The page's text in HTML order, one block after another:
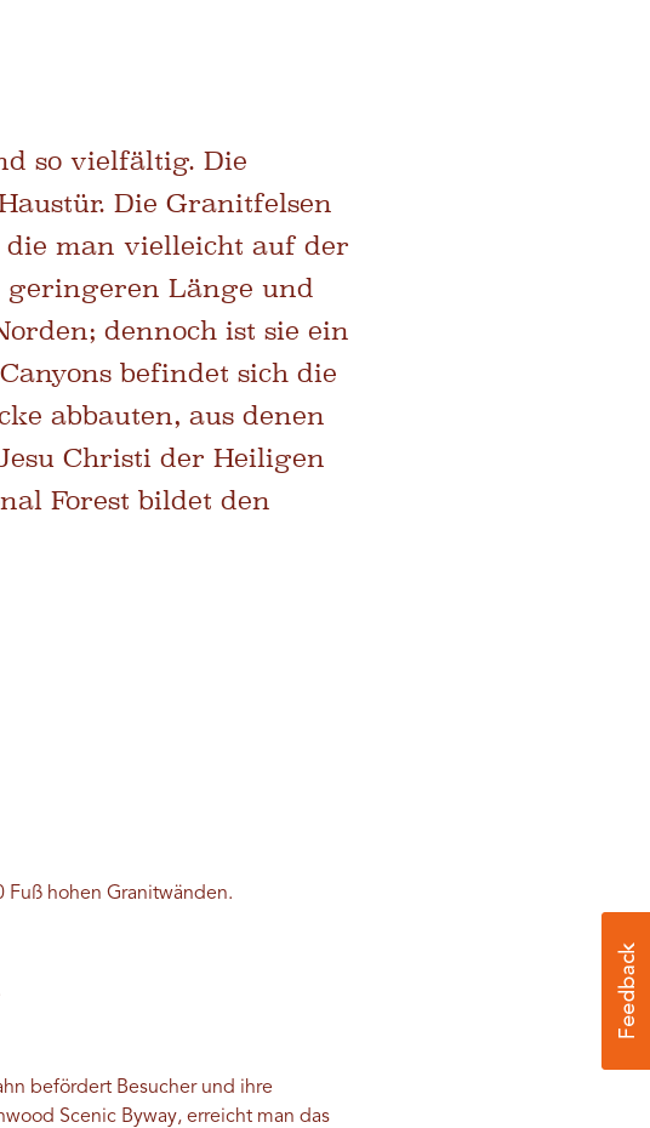
so vielfältig. Die
Die Granitfelsen
man vielleicht auf der
Länge und
dennoch ist sie ein
befindet sich die
abbauten, aus denen
Christi der Heiligen
Forest bildet den
Fuß hohen Granitwänden.
befördert Besucher und ihre
Scenic Byway, erreicht man das